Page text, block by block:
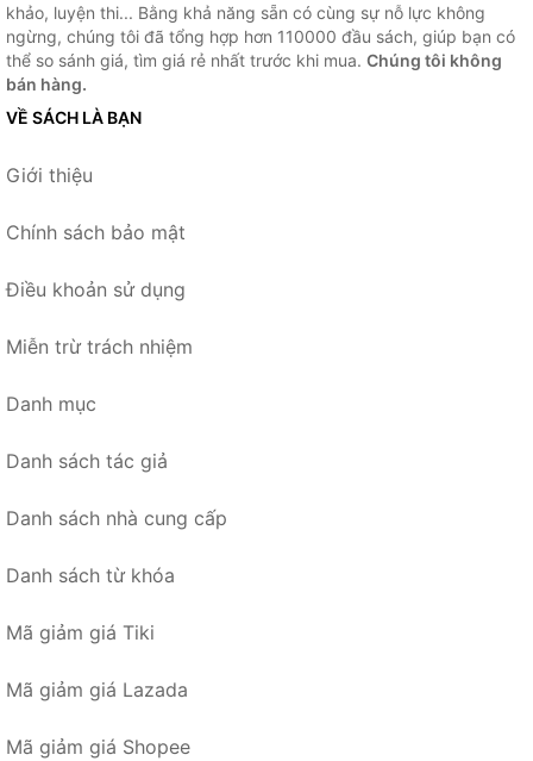
khảo, luyện thi... Bằng khả năng sẵn có cùng sự nỗ lực không
ngừng, chúng tôi đã tổng hợp hơn 110000 đầu sách, giúp bạn có
thể so sánh giá, tìm giá rẻ nhất trước khi mua. Chúng tôi không
bán hàng.
VỀ SÁCH LÀ BẠN
Giới thiệu
Chính sách bảo mật
Điều khoản sử dụng
Miễn trừ trách nhiệm
Danh mục
Danh sách tác giả
Danh sách nhà cung cấp
Danh sách từ khóa
Mã giảm giá Tiki
Mã giảm giá Lazada
Mã giảm giá Shopee